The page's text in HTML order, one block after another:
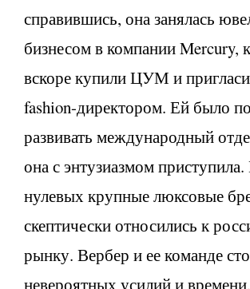
справившись, она занялась
бизнесом в компании Mercury,
вскоре купили ЦУМ и
fashion-директором. Ей было
развивать международный
она с энтузиазмом приступила.
нулевых крупные люксовые
скептически относились к
рынку. Вербер и ее команде
невероятных усилий и